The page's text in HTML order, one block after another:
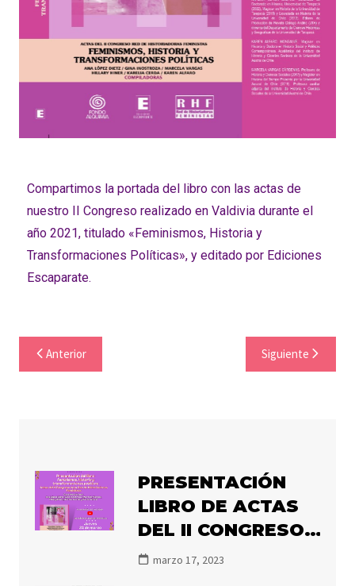
Compartimos la portada del libro con las actas de
nuestro II Congreso realizado en Valdivia durante el
año 2021, titulado «Feminismos, Historia y
Transformaciones Políticas», y editado por Ediciones
Escaparate.
Anterior Siguiente
PRESENTACIÓN
LIBRO DE ACTAS
DEL II CONGRESO
DE LA RHF
marzo 17, 2023